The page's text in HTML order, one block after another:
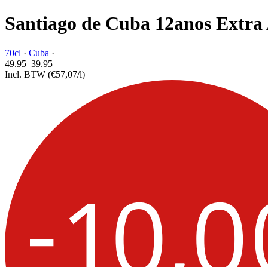
Santiago de Cuba 12anos
70cl · Cuba ·
49.95 39.95
Incl. BTW (€57,07/l)